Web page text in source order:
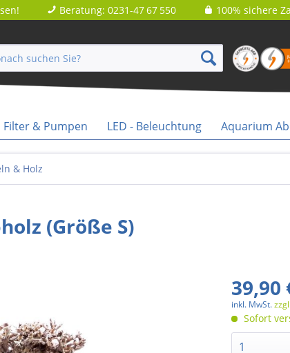
Beratung: 0231-47 67 550 100% sichere
Filter & Pumpen LED - Beleuchtung Aquarium
& Holz
(Größe S)
39,90
inkl. MwSt.
Sofort